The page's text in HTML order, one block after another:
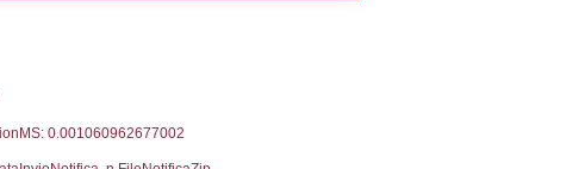
LO STABILIMENTO